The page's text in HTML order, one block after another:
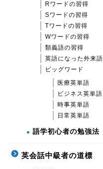
Rワードの習得
Sワードの習得
Tワードの習得
Wワードの習得
類義語の習得
英語になった外来語
ビッグワード
医療英単語
ビジネス英単語
時事英単語
日常英単語
語学初心者の勉強法
英会話中級者の道標